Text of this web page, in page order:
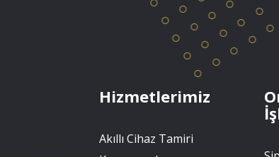
Hizmetlerimiz
Akıllı Cihaz Tamiri